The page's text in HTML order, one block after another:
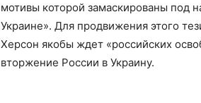
мотивы которой замаскированы под
Украине». Для продвижения этого
Херсон якобы ждет «российских
вторжение России в Украину.